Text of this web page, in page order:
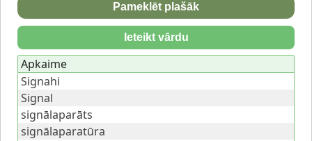
Pameklēt plašāk
Ieteikt vārdu
Apkaime
Signahi
Signal
signālaparāts
signālaparatūra